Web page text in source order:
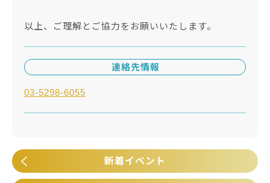
以上、ご理解とご協力をお願いいたします。
連絡先情報
03-5298-6055
新着イベント